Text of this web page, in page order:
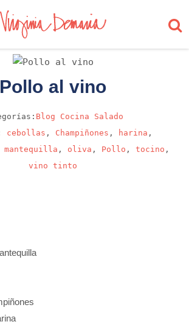
Pollo al vino
Blog Cocina
Salado
cebollas , Champiñones , harina ,
mantequilla , oliva , Pollo , tocino ,
vino tinto